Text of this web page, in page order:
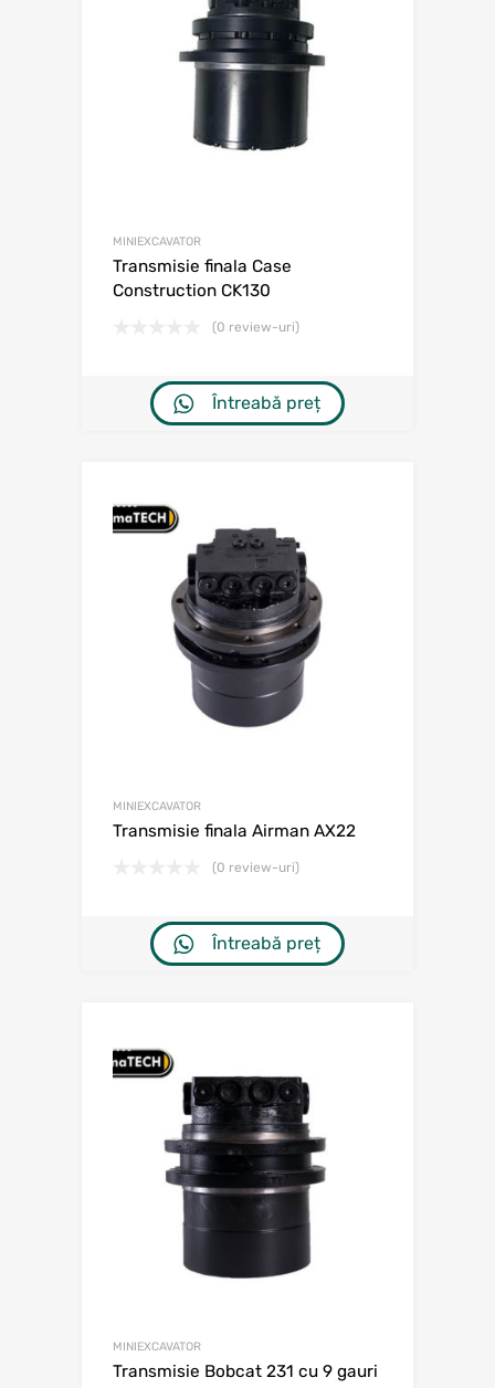
MINIEXCAVATOR
Transmisie finala Case
Construction CK130
(0 review-uri)
Întreabă preț
MINIEXCAVATOR
Transmisie finala Airman AX22
(0 review-uri)
Întreabă preț
MINIEXCAVATOR
Transmisie Bobcat 231 cu 9 gauri